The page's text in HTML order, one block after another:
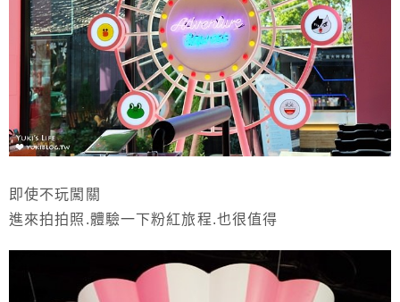
即使不玩闖關
進來拍拍照.體驗一下粉紅旅程.也很值得